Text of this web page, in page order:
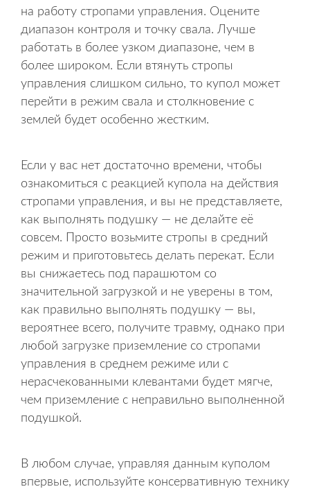
на работу стропами управления. Оцените
диапазон контроля и точку свала. Лучше
работать в более узком диапазоне, чем в
более широком. Если втянуть стропы
управления слишком сильно, то купол может
перейти в режим свала и столкновение с
землей будет особенно жестким.
Если у вас нет достаточно времени, чтобы
ознакомиться с реакцией купола на действия
стропами управления, и вы не представляете,
как выполнять подушку — не делайте её
совсем. Просто возьмите стропы в средний
режим и приготовьтесь делать перекат. Если
вы снижаетесь под парашютом со
значительной загрузкой и не уверены в том,
как правильно выполнять подушку — вы,
вероятнее всего, получите травму, однако при
любой загрузке приземление со стропами
управления в среднем режиме или с
нерасчекованными клевантами будет мягче,
чем приземление с неправильно выполненной
подушкой.
В любом случае, управляя данным куполом
впервые, используйте консервативную технику